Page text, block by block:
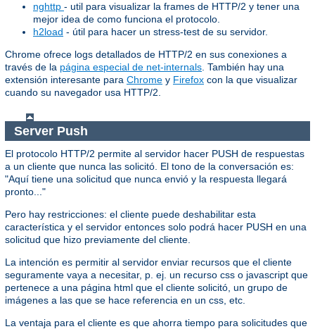
nghttp - util para visualizar la frames de HTTP/2 y tener una
mejor idea de como funciona el protocolo.
h2load - útil para hacer un stress-test de su servidor.
Chrome ofrece logs detallados de HTTP/2 en sus conexiones a
través de la página especial de net-internals. También hay una
extensión interesante para Chrome y Firefox con la que visualizar
cuando su navegador usa HTTP/2.
Server Push
El protocolo HTTP/2 permite al servidor hacer PUSH de respuestas
a un cliente que nunca las solicitó. El tono de la conversación es:
"Aquí tiene una solicitud que nunca envió y la respuesta llegará
pronto..."
Pero hay restricciones: el cliente puede deshabilitar esta
característica y el servidor entonces solo podrá hacer PUSH en una
solicitud que hizo previamente del cliente.
La intención es permitir al servidor enviar recursos que el cliente
seguramente vaya a necesitar, p. ej. un recurso css o javascript que
pertenece a una página html que el cliente solicitó, un grupo de
imágenes a las que se hace referencia en un css, etc.
La ventaja para el cliente es que ahorra tiempo para solicitudes que